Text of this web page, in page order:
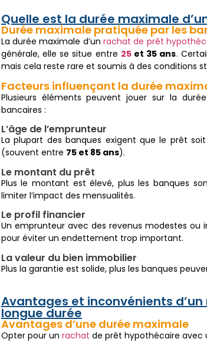
Quelle est la durée maximale
Durée maximale pratiquée par les
La durée maximale d’un rachat de prêt
générale, elle se situe entre 25et 35 ans.
mais cela reste rare et soumis à des conditions
Facteurs influençant la durée
Plusieurs éléments peuvent jouer sur la
bancaires :
L’âge de l’emprunteur
La plupart des banques exigent que le prêt
(souvent entre 75 et 85 ans).
Le montant du prêt
Plus le montant est élevé, plus les banques
limiter l’impact des mensualités.
Le profil financier
Un emprunteur avec des revenus modestes ou
pour éviter un endettement trop important.
La valeur du bien immobilier
Plus la garantie est solide, plus les banques
Avantages et inconvénients
longue durée
Avantages d’une durée maximale
Opter pour un rachat de prêt hypothécaire avec